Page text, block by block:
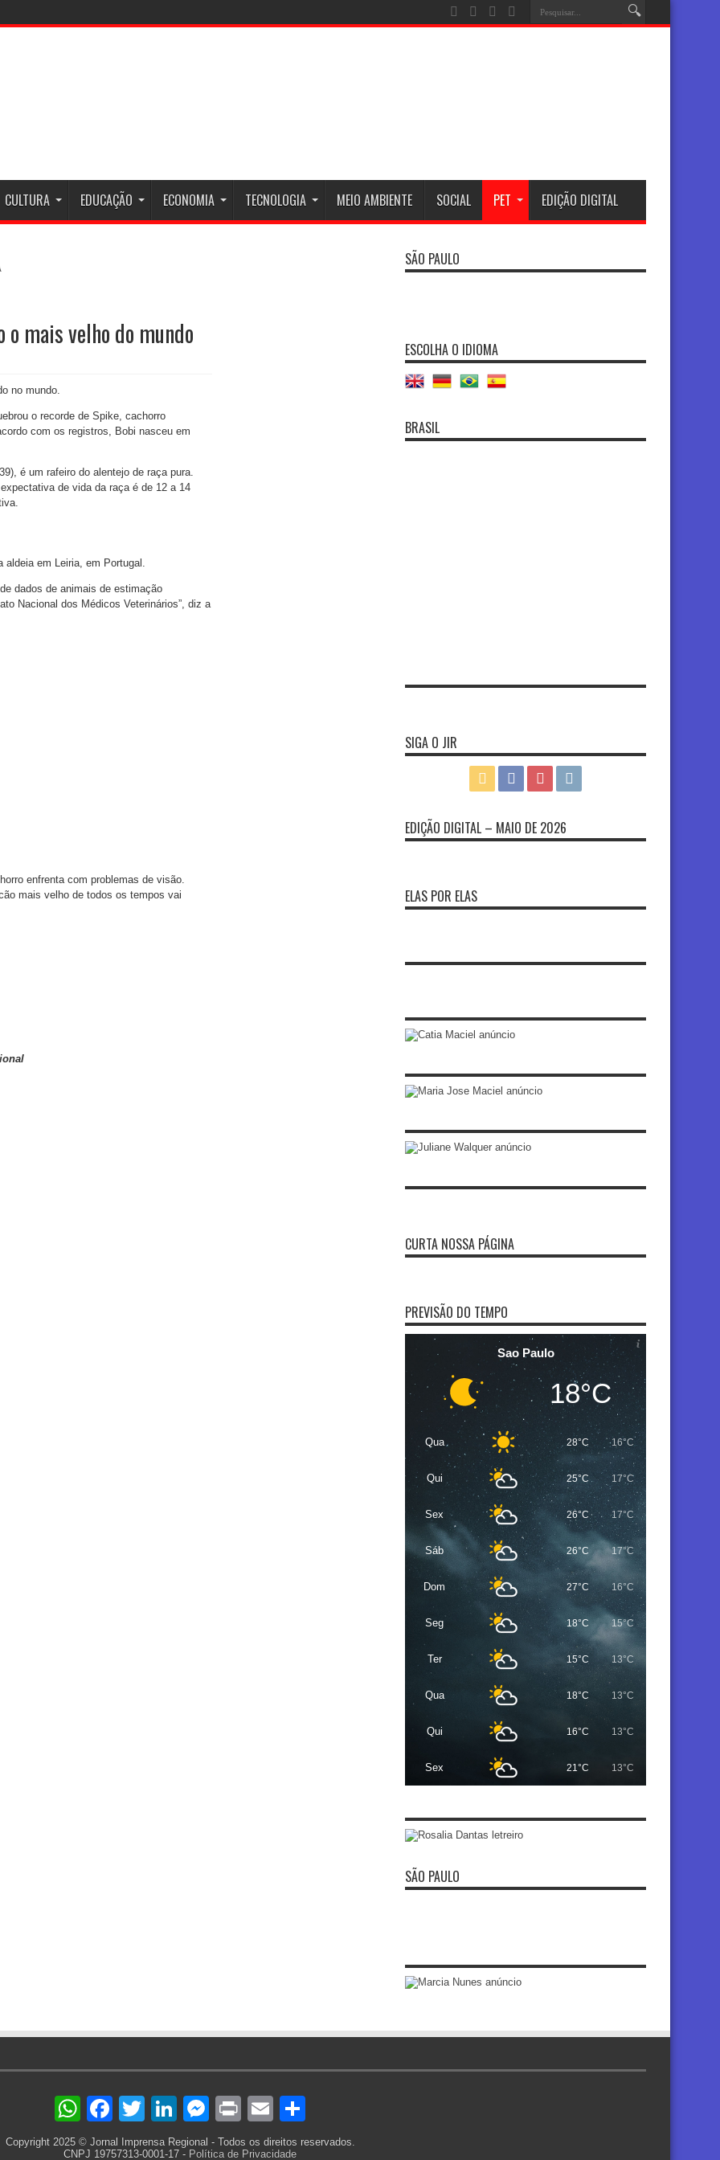
CULTURA EDUCAÇÃO ECONOMIA TECNOLOGIA MEIO AMBIENTE SOCIAL PET EDIÇÃO DIGITAL
o mais velho do mundo
no mundo.
o recorde de Spike, cachorro
com os registros, Bobi nasceu em
é um rafeiro do alentejo de raça pura.
de vida da raça é de 12 a 14
em Leiria, em Portugal.
dados de animais de estimação
Nacional dos Médicos Veterinários”, diz a
enfrenta com problemas de visão.
mais velho de todos os tempos vai
SÃO PAULO
ESCOLHA O IDIOMA
BRASIL
SIGA O JIR
EDIÇÃO DIGITAL – MAIO DE 2026
ELAS POR ELAS
CURTA NOSSA PÁGINA
PREVISÃO DO TEMPO
Sao Paulo
18°C
Qua 28°C 16°C
Qui 25°C 17°C
Sex 26°C 17°C
Sáb 26°C 17°C
Dom 27°C 16°C
Seg 18°C 15°C
Ter 15°C 13°C
Qua 18°C 13°C
Qui 16°C 13°C
Sex 21°C 13°C
SÃO PAULO
WhatsApp
Facebook
TwitterLinkedIn
Messenger
PrintEmail
Copyright 2025 © Jornal Imprensa Regional - Todos os direitos reservados.
CNPJ 19757313-0001-17 - Política de Privacidade